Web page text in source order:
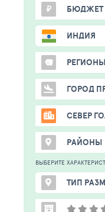
₽ БЮДЖЕТ
ИНДИЯ
РЕГИОНЫ
ГОРОД
СЕВЕР
РАЙОНЫ
ВЫБЕРИТЕ
ТИП